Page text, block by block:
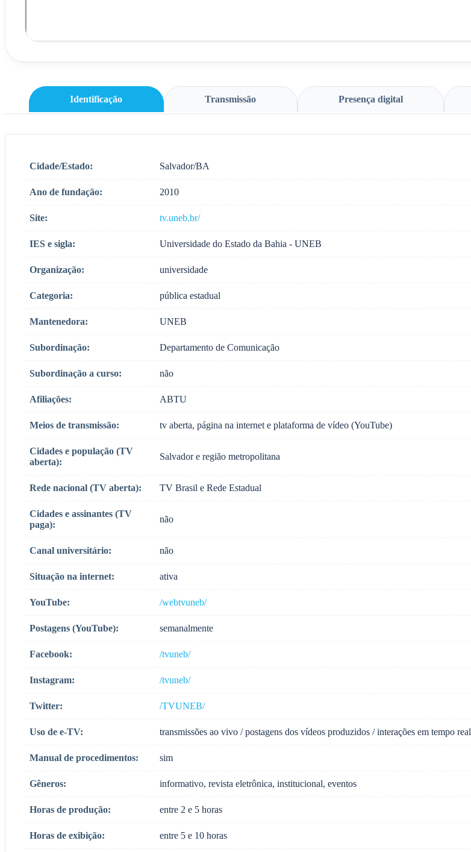
Identificação Transmissão Presença digital
Cidade/Estado: Salvador/BA
Ano de fundação: 2010
Site: tv.uneb.br/
IES e sigla: Universidade do Estado da Bahia - UNEB
Organização: universidade
Categoria: pública estadual
Mantenedora: UNEB
Subordinação: Departamento de Comunicação
Subordinação a curso: não
Afiliações: ABTU
Meios de transmissão: tv aberta, página na internet e plataforma de vídeo (YouTube)
Cidades e população (TV
aberta):
Salvador e região metropolitana
Rede nacional (TV aberta): TV Brasil e Rede Estadual
Cidades e assinantes (TV
paga):
não
Canal universitário: não
Situação na internet: ativa
YouTube: /webtvuneb/
Postagens (YouTube): semanalmente
Facebook: /tvuneb/
Instagram: /tvuneb/
Twitter: /TVUNEB/
Uso de e-TV: transmissões ao vivo / postagens dos vídeos produzidos / interações em tempo real
Manual de procedimentos: sim
Gêneros: informativo, revista eletrônica, institucional, eventos
Horas de produção: entre 2 e 5 horas
Horas de exibição: entre 5 e 10 horas